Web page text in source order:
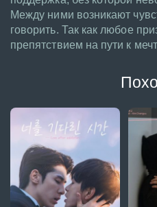
Между ними возникают
говорить. Так как любое
препятствием на пути к